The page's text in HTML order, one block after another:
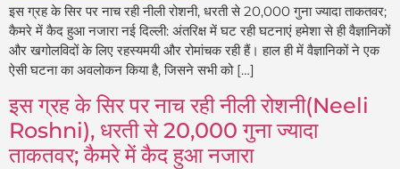
इस ग्रह के सिर पर नाच रही नीली रोशनी, धरती से 20,000 गुना ज्यादा ताकतवर;
कैमरे में कैद हुआ नजारा नई दिल्ली: अंतरिक्ष में घट रही घटनाएं हमेशा से ही वैज्ञानिकों
और खगोलविदों के लिए रहस्यमयी और रोमांचक रही हैं। हाल ही में वैज्ञानिकों ने एक
ऐसी घटना का अवलोकन किया है, जिसने सभी को […]
इस ग्रह के सिर पर नाच रही नीली रोशनी(Neeli
Roshni), धरती से 20,000 गुना ज्यादा
ताकतवर; कैमरे में कैद हुआ नजारा